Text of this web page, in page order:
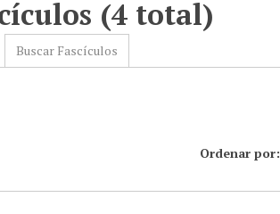
(4 total)
Buscar Fascículos
Ordenar por: